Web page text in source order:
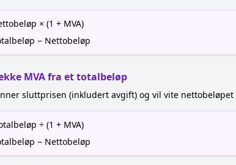
× (1 + MVA)
− Nettobeløp
MVA fra et totalbeløp
sluttprisen (inkludert avgift) og vil vite nettobeløpet
÷ (1 + MVA)
− Nettobeløp